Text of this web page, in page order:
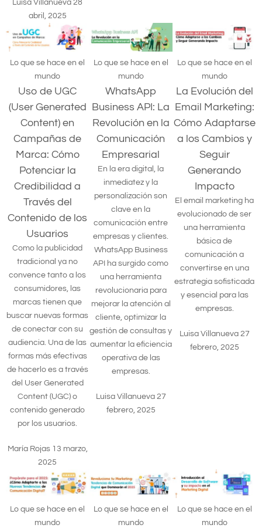
Luisa Villanueva28
abril, 2025
Lo que se hace en el
mundo
Uso de UGC
(User Generated
Content) en
Campañas de
Marca: Cómo
Potenciar la
Credibilidad a
Través del
Contenido de los
Usuarios
Como la publicidad
tradicional ya no
convence tanto a los
consumidores, las
marcas tienen que
buscar nuevas formas
de conectar con su
audiencia. Una de las
formas más efectivas
de hacerlo es a través
del User Generated
Content (UGC) o
contenido generado
por los usuarios.
María Rojas 13 marzo,
2025
Lo que se hace en el
mundo
WhatsApp
Business API: La
Revolución en la
Comunicación
Empresarial
En la era digital, la
inmediatez y la
personalización son
clave en la
comunicación entre
empresas y clientes.
WhatsApp Business
API ha surgido como
una herramienta
revolucionaria para
mejorar la atención al
cliente, optimizar la
gestión de consultas y
aumentar la eficiencia
operativa de las
empresas.
Luisa Villanueva 27
febrero, 2025
Lo que se hace en el
mundo
La Evolución del
Email Marketing:
Cómo Adaptarse
a los Cambios y
Seguir
Generando
Impacto
El email marketing ha
evolucionado de ser
una herramienta
básica de
comunicación a
convertirse en una
estrategia sofisticada
y esencial para las
empresas.
Luisa Villanueva 27
febrero, 2025
Lo que se hace en el
mundo
Lo que se hace en el
mundo
Lo que se hace en el
mundo